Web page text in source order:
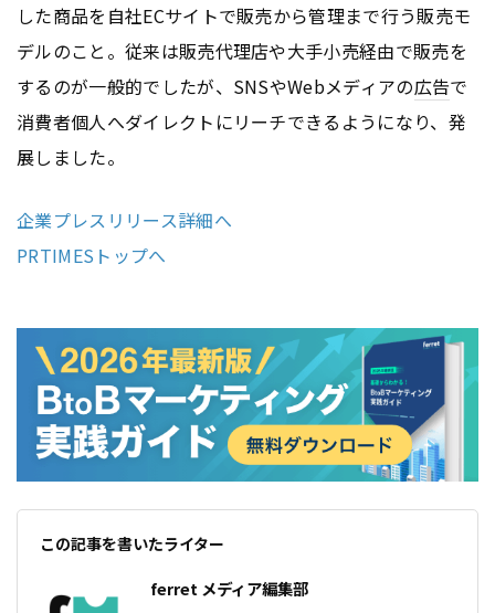
した商品を自社ECサイトで販売から管理まで行う販売モ
デルのこと。従来は販売代理店や大手小売経由で販売を
するのが一般的でしたが、SNSやWebメディアの広告で
消費者個人へダイレクトにリーチできるようになり、発
展しました。
企業プレスリリース詳細へ
PRTIMESトップへ
この記事を書いたライター
ferret メディア編集部